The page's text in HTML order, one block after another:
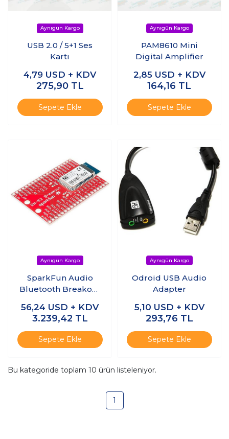
USB 2.0 / 5+1 Ses
Kartı
4,79 USD + KDV
275,90 TL
Sepete Ekle
PAM8610 Mini
Digital Amplifier
2,85 USD + KDV
164,16 TL
Sepete Ekle
SparkFun Audio
Bluetooth Breakout
56,24 USD + KDV
3.239,42 TL
Sepete Ekle
Odroid USB Audio
Adapter
5,10 USD + KDV
293,76 TL
Sepete Ekle
Bu kategoride toplam 10 ürün listeleniyor.
1